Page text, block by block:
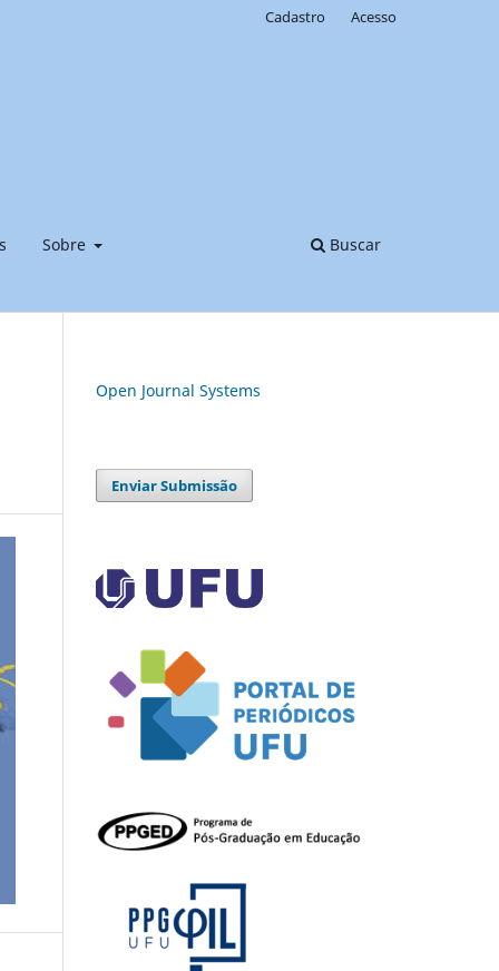
Sobre Buscar
Cadastro Acesso
Open Journal Systems
Enviar Submissão